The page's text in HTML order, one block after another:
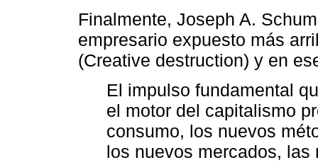
Finalmente, Joseph A.
empresario expuesto más
(Creative destruction) y en
El impulso fundamental
el motor del capitalismo
consumo, los nuevos
los nuevos mercados,